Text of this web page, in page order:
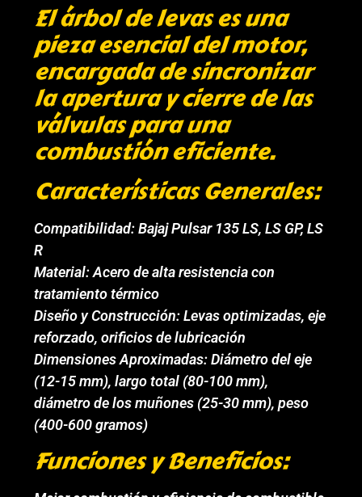
El árbol de levas es una
pieza esencial del motor,
encargada de sincronizar
la apertura y cierre de las
válvulas para una
combustión eficiente.
Características Generales:
Compatibilidad: Bajaj Pulsar 135 LS, LS GP, LS
R
Material: Acero de alta resistencia con
tratamiento térmico
Diseño y Construcción: Levas optimizadas, eje
reforzado, orificios de lubricación
Dimensiones Aproximadas: Diámetro del eje
(12-15 mm), largo total (80-100 mm),
diámetro de los muñones (25-30 mm), peso
(400-600 gramos)
Funciones y Beneficios: